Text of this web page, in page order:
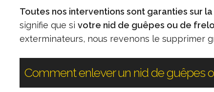
Toutes nos interventions sont garanties sur
signifie que si votre nid de guêpes ou de
exterminateurs, nous revenons le supprimer
Comment enlever un nid de guêpes